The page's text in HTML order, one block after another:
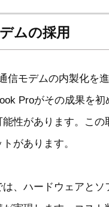
ムの採用
信モデムの内製化を進
Proがその成果を初
能性があります。この
があります。
、ハードウェアとソ